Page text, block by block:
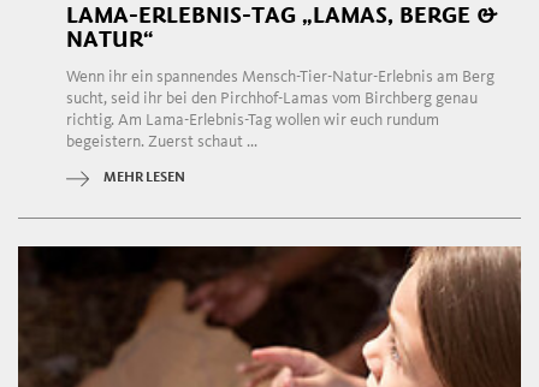
LAMA-ERLEBNIS-TAG „LAMAS, BERGE &
NATUR“
Wenn ihr ein spannendes Mensch-Tier-Natur-Erlebnis am Berg
sucht, seid ihr bei den Pirchhof-Lamas vom Birchberg genau
richtig. Am Lama-Erlebnis-Tag wollen wir euch rundum
begeistern. Zuerst schaut ...
MEHR LESEN